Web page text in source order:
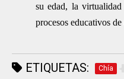
su edad, la
procesos educativos
ETIQUETAS: Chía